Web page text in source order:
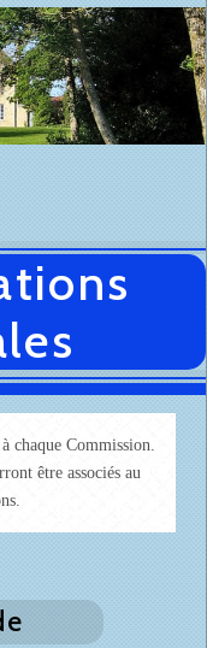
chaque Commission.
être associés au